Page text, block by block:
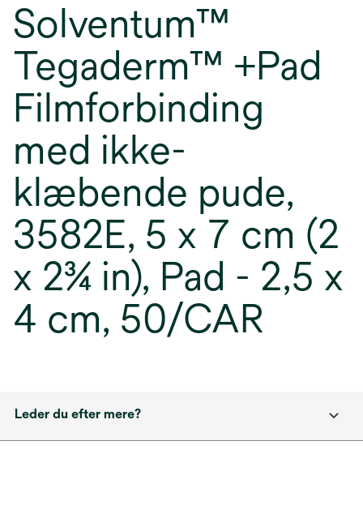
Solventum™
Tegaderm™ +Pad
Filmforbinding
med ikke-
klæbende pude,
3582E, 5 x 7 cm (2
x 2¾ in), Pad - 2,5 x
4 cm, 50/CAR
Leder du efter mere?